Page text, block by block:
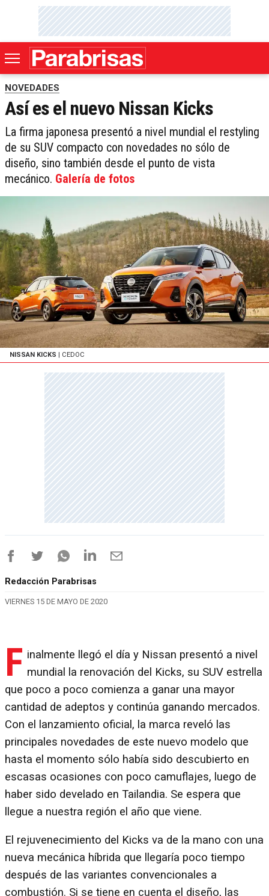
NOVEDADES
Así es el nuevo Nissan Kicks
La firma japonesa presentó a nivel mundial el restyling
de su SUV compacto con novedades no sólo de
diseño, sino también desde el punto de vista
mecánico. Galería de fotos
NISSAN KICKS | CEDOC
Redacción Parabrisas
VIERNES 15 DE MAYO DE 2020
F inalmente llegó el día y Nissan presentó a nivel
mundial la renovación del Kicks, su SUV estrella
que poco a poco comienza a ganar una mayor
cantidad de adeptos y continúa ganando mercados.
Con el lanzamiento oficial, la marca reveló las
principales novedades de este nuevo modelo que
hasta el momento sólo había sido descubierto en
escasas ocasiones con poco camuflajes, luego de
haber sido develado en Tailandia. Se espera que
llegue a nuestra región el año que viene.
El rejuvenecimiento del Kicks va de la mano con una
nueva mecánica híbrida que llegaría poco tiempo
después de las variantes convencionales a
combustión. Si se tiene en cuenta el diseño, las